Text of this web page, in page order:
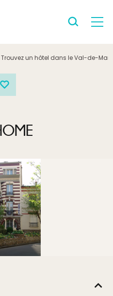
Trouvez un hôtel dans le Val-de-